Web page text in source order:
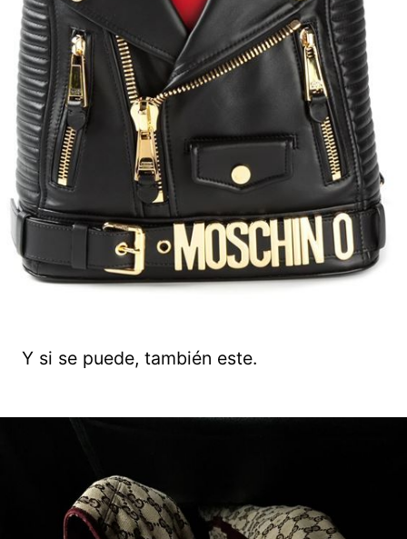
Y si se puede, también este.